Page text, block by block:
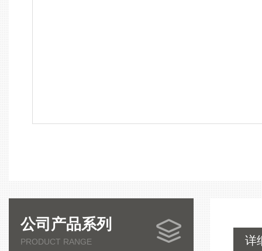
公司产品系列
PRODUCT RANGE 详